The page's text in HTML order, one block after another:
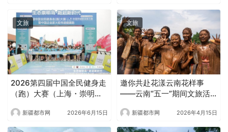
文旅
2026第四届中国全民健身走
（跑）大赛（上海・崇明
中国企业家火炬传递健康跑
圆满举办
新疆都市网 2026年6月15日
文旅
邀你共赴花漾云南花样事
——云南“五一”期间文旅活
新疆都市网 2026年4月15日